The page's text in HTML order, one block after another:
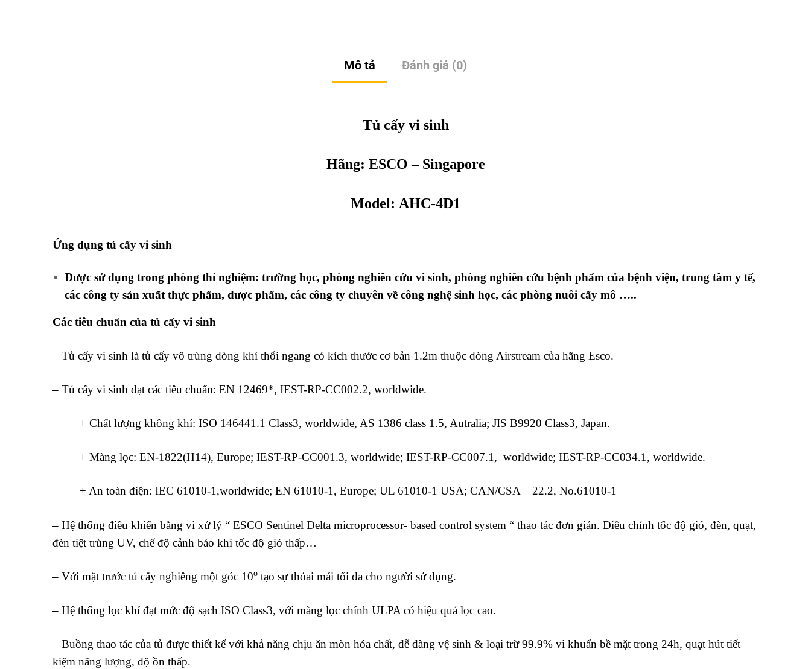
Mô tả Đánh giá (0)
Tủ cấy vi sinh
Hãng: ESCO – Singapore
Model: AHC-4D1
Ứng dụng tủ cấy vi sinh
Được sử dụng trong phòng thí nghiệm: trường học, phòng nghiên cứu vi sinh, phòng nghiên cứu bệnh phẩm của bệnh viện, trung tâm y tế,
các công ty sản xuất thực phẩm, dược phẩm, các công ty chuyên về công nghệ sinh học, các phòng nuôi cấy mô …..
Các tiêu chuẩn của tủ cấy vi sinh
– Tủ cấy vi sinh là tủ cấy vô trùng dòng khí thổi ngang có kích thước cơ bản 1.2m thuộc dòng Airstream của hãng Esco.
– Tủ cấy vi sinh đạt các tiêu chuẩn: EN 12469*, IEST-RP-CC002.2, worldwide.
+ Chất lượng không khí: ISO 146441.1 Class3, worldwide, AS 1386 class 1.5, Autralia; JIS B9920 Class3, Japan.
+ Màng lọc: EN-1822(H14), Europe; IEST-RP-CC001.3, worldwide; IEST-RP-CC007.1, worldwide; IEST-RP-CC034.1, worldwide.
+ An toàn điện: IEC 61010-1,worldwide; EN 61010-1, Europe; UL 61010-1 USA; CAN/CSA – 22.2, No.61010-1
– Hệ thống điều khiển bằng vi xử lý “ ESCO Sentinel Delta microprocessor- based control system “ thao tác đơn giản. Điều chỉnh tốc độ gió, đèn, quạt,
đèn tiệt trùng UV, chế độ cảnh báo khi tốc độ gió thấp…
– Với mặt trước tủ cấy nghiêng một góc 10o tạo sự thỏai mái tối đa cho người sử dụng.
– Hệ thống lọc khí đạt mức độ sạch ISO Class3, với màng lọc chính ULPA có hiệu quả lọc cao.
– Buồng thao tác của tủ được thiết kế với khả năng chịu ăn mòn hóa chất, dễ dàng vệ sinh & loại trừ 99.9% vi khuẩn bề mặt trong 24h, quạt hút tiết
kiệm năng lượng, độ ồn thấp.